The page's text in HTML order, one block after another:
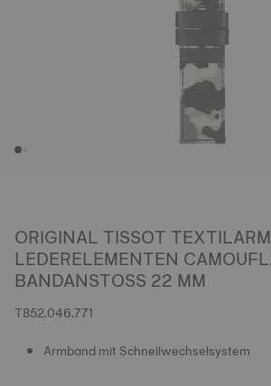
ORIGINAL TISSOT
LEDERELEMENTEN
BANDANSTOSS 22 MM
T852.046.771
Armband mit Schnellwechselsystem